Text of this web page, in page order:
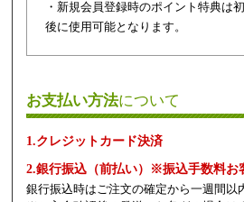
・新規会員登録時のポイント特典は
後に使用可能となります。
お支払い方法について
1.クレジットカード決済
2.銀行振込（前払い）※振込手数料お
銀行振込時はご注文の確定から一週間以